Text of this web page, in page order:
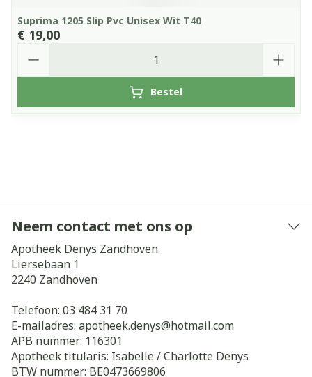
Suprima 1205 Slip Pvc Unisex Wit T40
€ 19,00
Bestel
Neem contact met ons op
Apotheek Denys Zandhoven
Liersebaan 1
2240 Zandhoven
Telefoon: 03 484 31 70
E-mailadres: apotheek.denys@hotmail.com
APB nummer: 116301
Apotheek titularis: Isabelle / Charlotte Denys
BTW nummer: BE0473669806